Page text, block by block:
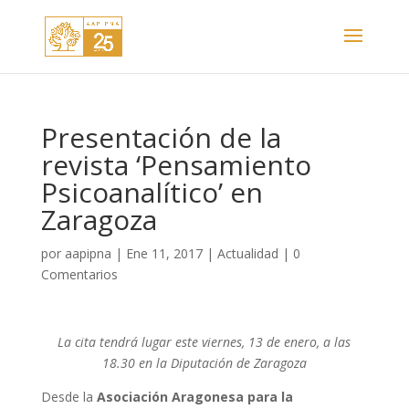
Presentación de la
revista ‘Pensamiento
Psicoanalítico’ en
Zaragoza
por aapipna | Ene 11, 2017| Actualidad | 0
Comentarios
La cita tendrá lugar este viernes, 13 de enero, a las
18.30 en la Diputación de Zaragoza
Desde la Asociación Aragonesa para la